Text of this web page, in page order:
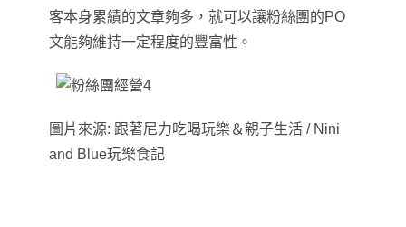
客本身累績的文章夠多 ， 就可以讓粉絲團的PO
文能夠維持一定程度的豐富性 。
圖片來源: 跟著尼力吃喝玩樂＆親子生活 / Nini
and Blue玩樂食記